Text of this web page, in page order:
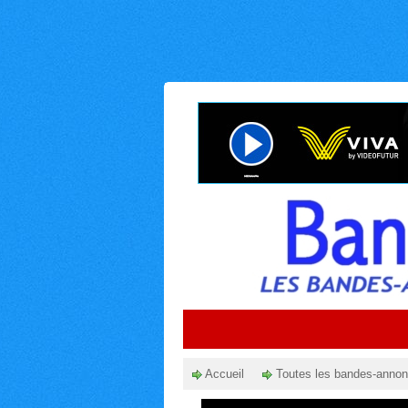
Accueil Toutes les bandes-